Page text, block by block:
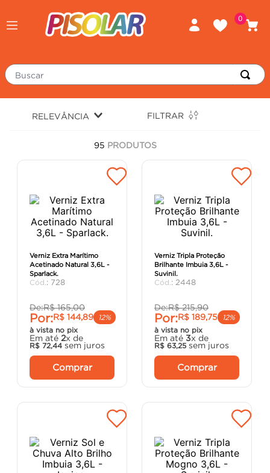
0
Buscar
RELEVÂNCIA FILTRAR
95 PRODUTOS
Verniz Extra Marítimo
Acetinado Natural 3,6L -
Sparlack.
: 728
De:R$ 165,00
Por:R$ 144,89
12%
à vista no pix
Em até 2x de
R$ 72,44 sem juros
Comprar
Verniz Tripla Proteção
Brilhante Imbuia 3,6L -
Suvinil.
: 2448
De:R$ 215,90
Por:R$ 189,75
12%
à vista no pix
Em até 3x de
R$ 63,25 sem juros
Comprar
massa corrida
chuveiro
porta
º argamassa
º cimento